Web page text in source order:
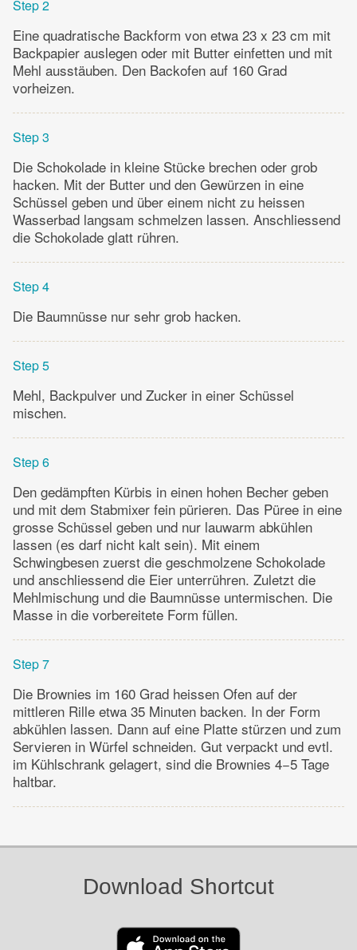
Step 2
Eine quadratische Backform von etwa 23 x 23 cm mit
Backpapier auslegen oder mit Butter einfetten und mit
Mehl ausstäuben. Den Backofen auf 160 Grad
vorheizen.
Step 3
Die Schokolade in kleine Stücke brechen oder grob
hacken. Mit der Butter und den Gewürzen in eine
Schüssel geben und über einem nicht zu heissen
Wasserbad langsam schmelzen lassen. Anschliessend
die Schokolade glatt rühren.
Step 4
Die Baumnüsse nur sehr grob hacken.
Step 5
Mehl, Backpulver und Zucker in einer Schüssel
mischen.
Step 6
Den gedämpften Kürbis in einen hohen Becher geben
und mit dem Stabmixer fein pürieren. Das Püree in eine
grosse Schüssel geben und nur lauwarm abkühlen
lassen (es darf nicht kalt sein). Mit einem
Schwingbesen zuerst die geschmolzene Schokolade
und anschliessend die Eier unterrühren. Zuletzt die
Mehlmischung und die Baumnüsse untermischen. Die
Masse in die vorbereitete Form füllen.
Step 7
Die Brownies im 160 Grad heissen Ofen auf der
mittleren Rille etwa 35 Minuten backen. In der Form
abkühlen lassen. Dann auf eine Platte stürzen und zum
Servieren in Würfel schneiden. Gut verpackt und evtl.
im Kühlschrank gelagert, sind die Brownies 4−5 Tage
haltbar.
Download Shortcut